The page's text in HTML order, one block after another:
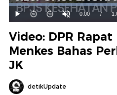
Mainkan
Suara
Hidup
Waktu
0:00 /
Video: DPR
Menkes Bahas
JK
detikUpdate